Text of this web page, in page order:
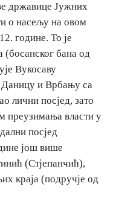
државице Јужних
о насељу на овом
године. То је
бана од
Вукосаву
и Врбању са
лични посјед, зато
преузимања власти у
посјед
још више
(Стјепанчић),
краја (подручје од